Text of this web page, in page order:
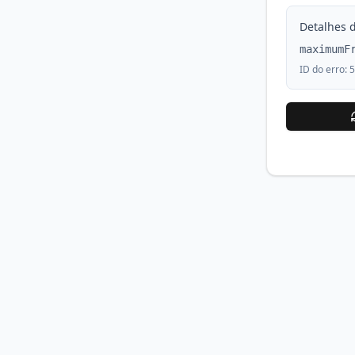
Detalhes
ID do erro: